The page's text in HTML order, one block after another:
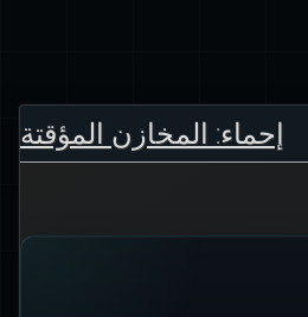
إحماء: المخازن المؤقتة